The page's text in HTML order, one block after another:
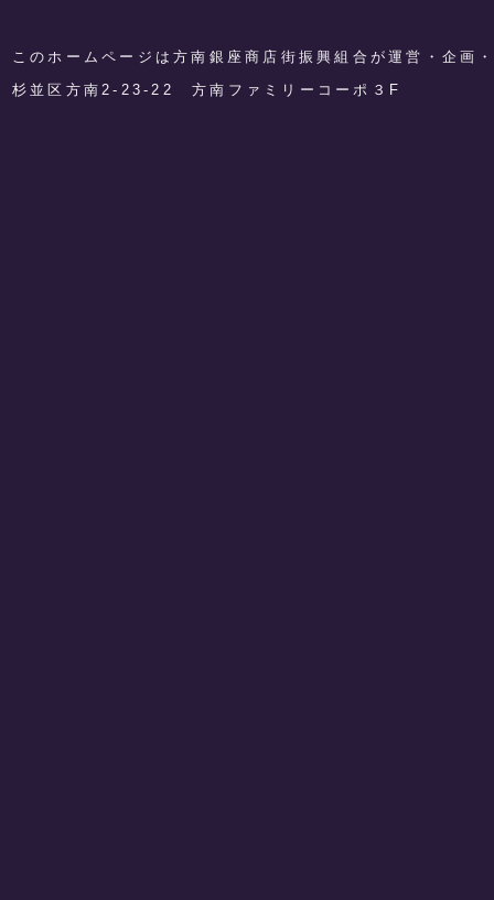
このホームページは方南銀座商店街振興組合が運営・企画
​杉並区方南2-23-22 方南ファミリーコーポ３F